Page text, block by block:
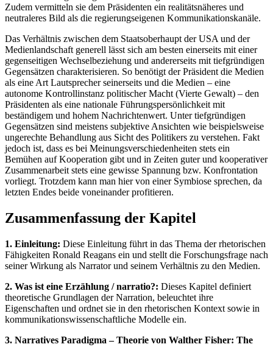
Zudem vermitteln sie dem Präsidenten ein realitätsnäheres und
neutraleres Bild als die regierungseigenen Kommunikationskanäle.
Das Verhältnis zwischen dem Staatsoberhaupt der USA und der
Medienlandschaft generell lässt sich am besten einerseits mit einer
gegenseitigen Wechselbeziehung und andererseits mit tiefgründigen
Gegensätzen charakterisieren. So benötigt der Präsident die Medien
als eine Art Lautsprecher seinerseits und die Medien – eine
autonome Kontrollinstanz politischer Macht (Vierte Gewalt) – den
Präsidenten als eine nationale Führungspersönlichkeit mit
beständigem und hohem Nachrichtenwert. Unter tiefgründigen
Gegensätzen sind meistens subjektive Ansichten wie beispielsweise
ungerechte Behandlung aus Sicht des Politikers zu verstehen. Fakt
jedoch ist, dass es bei Meinungsverschiedenheiten stets ein
Bemühen auf Kooperation gibt und in Zeiten guter und kooperativer
Zusammenarbeit stets eine gewisse Spannung bzw. Konfrontation
vorliegt. Trotzdem kann man hier von einer Symbiose sprechen, da
letzten Endes beide voneinander profitieren.
Zusammenfassung der Kapitel
1. Einleitung: Diese Einleitung führt in das Thema der rhetorischen
Fähigkeiten Ronald Reagans ein und stellt die Forschungsfrage nach
seiner Wirkung als Narrator und seinem Verhältnis zu den Medien.
2. Was ist eine Erzählung / narratio?: Dieses Kapitel definiert
theoretische Grundlagen der Narration, beleuchtet ihre
Eigenschaften und ordnet sie in den rhetorischen Kontext sowie in
kommunikationswissenschaftliche Modelle ein.
3. Narratives Paradigma – Theorie von Walther Fisher: The